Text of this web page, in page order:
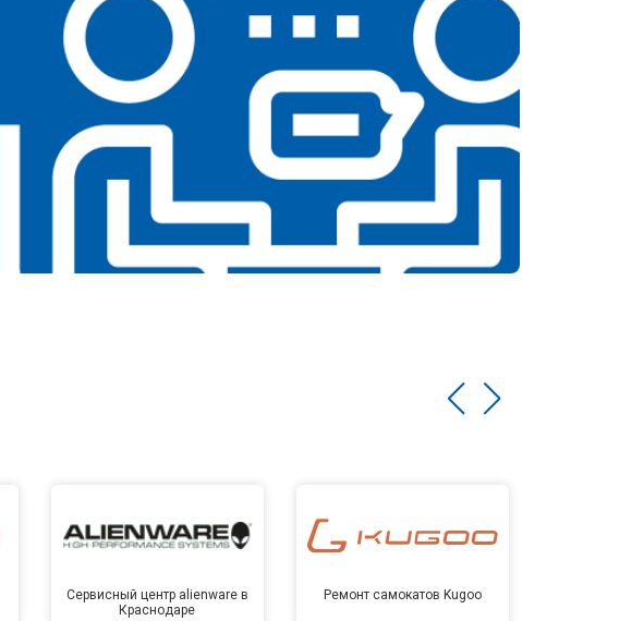
Сервисный центр alienware в
Краснодаре
Ремонт самокатов Kugoo